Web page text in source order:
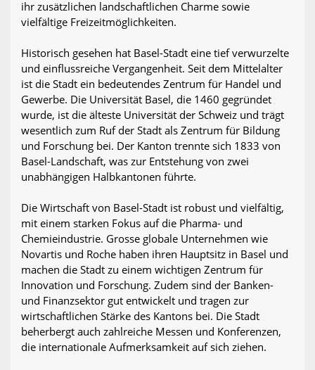
ihr zusätzlichen landschaftlichen Charme sowie
vielfältige Freizeitmöglichkeiten.
Historisch gesehen hat Basel-Stadt eine tief verwurzelte
und einflussreiche Vergangenheit. Seit dem Mittelalter
ist die Stadt ein bedeutendes Zentrum für Handel und
Gewerbe. Die Universität Basel, die 1460 gegründet
wurde, ist die älteste Universität der Schweiz und trägt
wesentlich zum Ruf der Stadt als Zentrum für Bildung
und Forschung bei. Der Kanton trennte sich 1833 von
Basel-Landschaft, was zur Entstehung von zwei
unabhängigen Halbkantonen führte.
Die Wirtschaft von Basel-Stadt ist robust und vielfältig,
mit einem starken Fokus auf die Pharma- und
Chemieindustrie. Grosse globale Unternehmen wie
Novartis und Roche haben ihren Hauptsitz in Basel und
machen die Stadt zu einem wichtigen Zentrum für
Innovation und Forschung. Zudem sind der Banken-
und Finanzsektor gut entwickelt und tragen zur
wirtschaftlichen Stärke des Kantons bei. Die Stadt
beherbergt auch zahlreiche Messen und Konferenzen,
die internationale Aufmerksamkeit auf sich ziehen.